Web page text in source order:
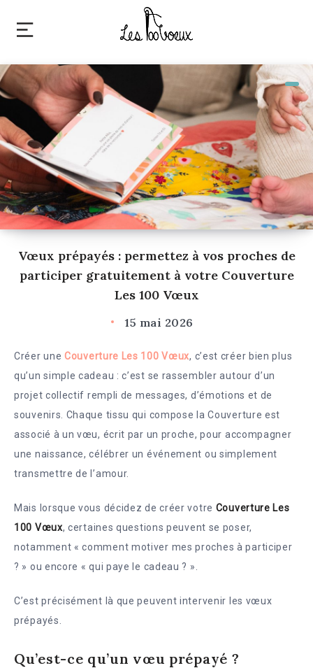
Vœux prépayés : permettez à vos proches de
participer gratuitement à votre Couverture
Les 100 Vœux
15 mai 2026
Créer une Couverture Les 100 Vœux, c’est créer bien plus
qu’un simple cadeau : c’est se rassembler autour d’un
projet collectif rempli de messages, d’émotions et de
souvenirs. Chaque tissu qui compose la Couverture est
associé à un vœu, écrit par un proche, pour accompagner
une naissance, célébrer un événement ou simplement
transmettre de l’amour.
Mais lorsque vous décidez de créer votre Couverture Les
100 Vœux, certaines questions peuvent se poser,
notamment « comment motiver mes proches à participer
? » ou encore « qui paye le cadeau ? ».
C’est précisément là que peuvent intervenir les vœux
prépayés.
Qu’est-ce qu’un vœu prépayé ?